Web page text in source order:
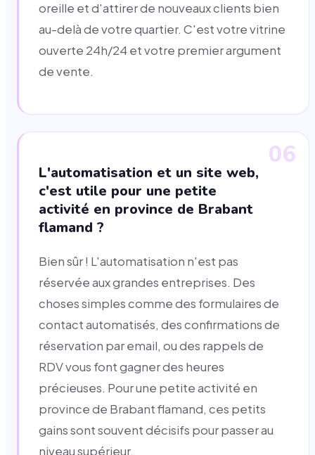
oreille et d'attirer de nouveaux clients bien
au-delà de votre quartier. C'est votre vitrine
ouverte 24h/24 et votre premier argument
de vente.
06
L'automatisation et un site web,
c'est utile pour une petite
activité en province de Brabant
flamand ?
Bien sûr ! L'automatisation n'est pas
réservée aux grandes entreprises. Des
choses simples comme des formulaires de
contact automatisés, des confirmations de
réservation par email, ou des rappels de
RDV vous font gagner des heures
précieuses. Pour une petite activité en
province de Brabant flamand, ces petits
gains sont souvent décisifs pour passer au
niveau supérieur.